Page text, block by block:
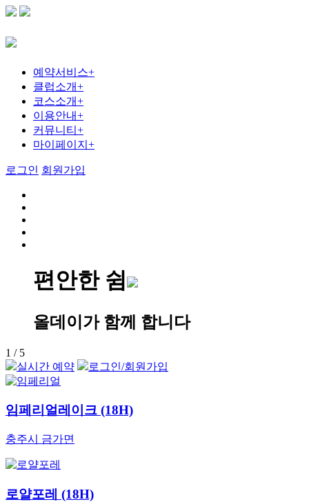
예약서비스+
클럽소개+
코스소개+
이용안내+
커뮤니티 +
마이페이지 +
로그인 회원가입
편안한 쉼
올데이가 함께 합니다
1 / 5
실시간 예약 로그인/회원가입
임페리얼레이크 (18H)
충주시 금가면
로얄포레 (18H)